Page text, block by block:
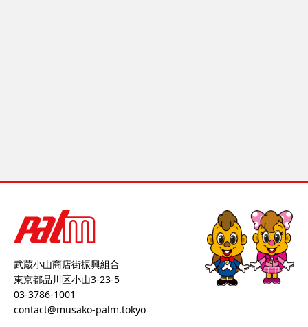
武蔵小山商店街振興組合
東京都品川区小山3-23-5
03-3786-1001
contact@musako-palm.tokyo